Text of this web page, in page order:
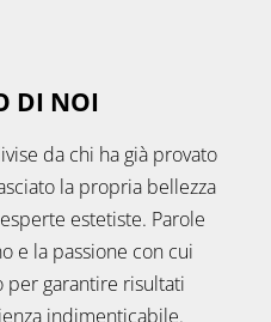
DI NOI
da chi ha già provato
la propria bellezza
estetiste. Parole
e la passione con cui
per garantire risultati
indimenticabile.